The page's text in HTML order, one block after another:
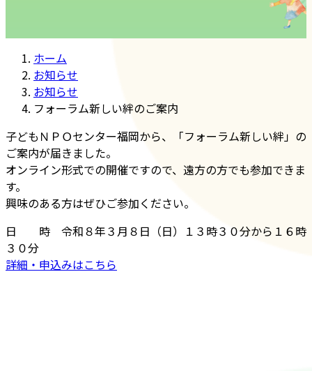
ホーム
お知らせ
お知らせ
フォーラム新しい絆のご案内
子どもＮＰＯセンター福岡から、「フォーラム新しい絆」の
ご案内が届きました。
オンライン形式での開催ですので、遠方の方でも参加できま
す。
興味のある方はぜひご参加ください。
日 時 令和８年３月８日（日）１３時３０分から１６時
３０分
詳細・申込みはこちら